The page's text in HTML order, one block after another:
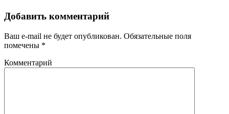
Добавить комментарий
Ваш e-mail не будет опубликован. Обязательные поля
помечены *
Комментарий